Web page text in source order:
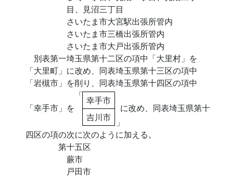
目、見沼三丁目
さいたま市大宮駅出張所管内
さいたま市三橋出張所管内
さいたま市大戸出張所管内
別表第一埼玉県第十二区の項中「大里村」を
「大里町」に改め、同表埼玉県第十三区の項中
「岩槻市」を削り、同表埼玉県第十四区の項中
「幸手市」を
「 幸手市
吉川市
」
に改め、同表埼玉県第十
四区の項の次に次のように加える。
第十五区
蕨市
戸田市